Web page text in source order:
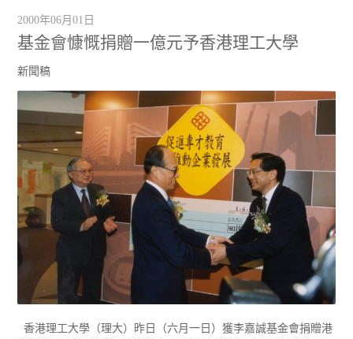
2000年06月01日
基金會慷慨捐贈一億元予香港理工大學
新聞稿
香港理工大學（理大）昨日（六月一日）獲李嘉誠基金會捐贈港